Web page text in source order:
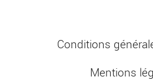
Conditions
Mentions